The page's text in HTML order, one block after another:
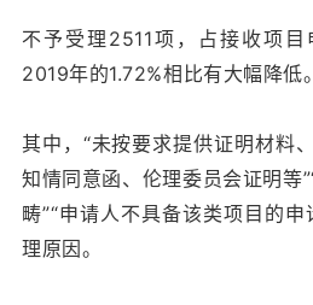
不予受理2511项，占接收项
2019年的1.72%相比有大幅降低。
其中，“未按要求提供证明材料
知情同意函、伦理委员会证明等
畴”“申请人不具备该类项目的
理原因。